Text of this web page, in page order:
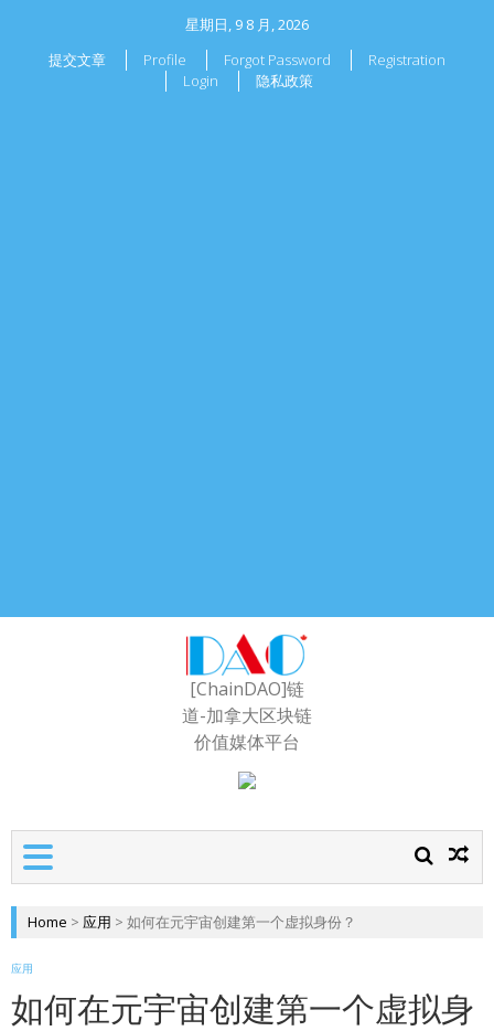
星期日, 9 8 月, 2026
提交文章
Profile Forgot Password
Registration
Login
隐私政策
[ChainDAO]链
道-加拿大区块链
价值媒体平台
Home > 应用 > 如何在元宇宙创建第一个虚拟身份？
应用
如何在元宇宙创建第一个虚拟身